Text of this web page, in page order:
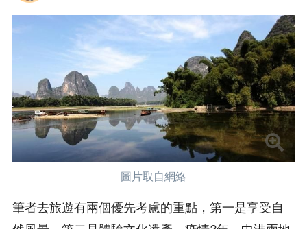
圖片取自網絡
筆者去旅遊有兩個優先考慮的重點，第一是享受自